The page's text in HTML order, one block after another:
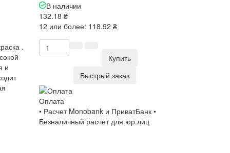
.
и
В наличии
132.18 ₴
12 или более: 118.92 ₴
Купить
Быстрый заказ
Оплата
• Расчет Monobank и ПриватБанк •
Безналичный расчет для юр.лиц